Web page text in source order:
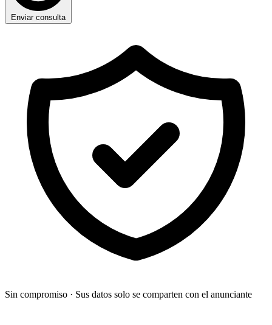
Enviar consulta
Sin compromiso · Sus datos solo se comparten con el anunciante